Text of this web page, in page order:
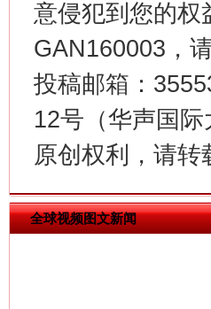
意侵犯到您的权
GAN160003，
投稿邮箱：
12号（华声国
原创权利，请
全球视频图文新闻
揭批美国五大"原罪"